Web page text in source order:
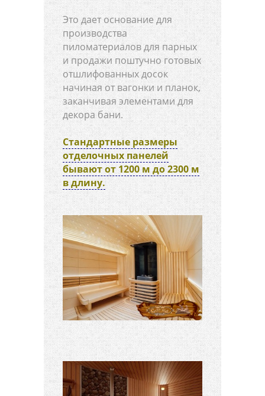
Это дает основание для
производства
пиломатериалов для парных
и продажи поштучно готовых
отшлифованных досок
начиная от вагонки и планок,
заканчивая элементами для
декора бани.
Стандартные размеры
отделочных панелей
бывают от 1200 м до 2300 м
в длину.